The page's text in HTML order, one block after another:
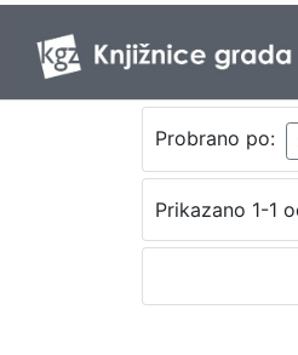
Probrano po:
Prikazano 1-1